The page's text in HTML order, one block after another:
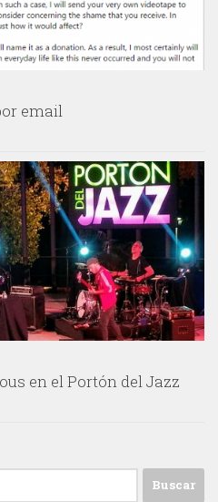
email
en el Portón del Jazz